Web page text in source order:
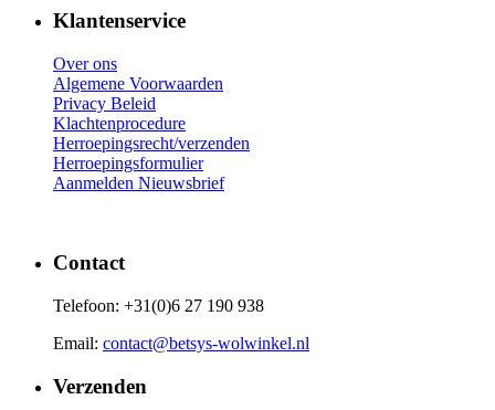
Klantenservice
Over ons
Algemene Voorwaarden
Privacy Beleid
Klachtenprocedure
Herroepingsrecht/verzenden
Herroepingsformulier
Aanmelden Nieuwsbrief
Contact
Telefoon: +31(0)6 27 190 938
Email: contact@betsys-wolwinkel.nl
Verzenden